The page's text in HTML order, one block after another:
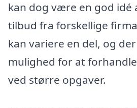
kan dog være en god idé
tilbud fra forskellige
kan variere en del, og
mulighed for at
ved større opgaver.